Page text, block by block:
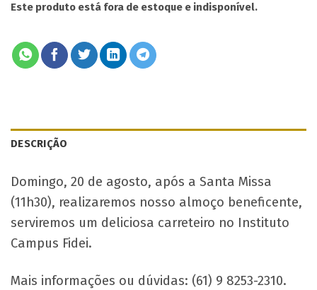
Este produto está fora de estoque e indisponível.
DESCRIÇÃO
Domingo, 20 de agosto, após a Santa Missa
(11h30), realizaremos nosso almoço beneficente,
serviremos um deliciosa carreteiro no Instituto
Campus Fidei.
Mais informações ou dúvidas: (61) 9 8253-2310.